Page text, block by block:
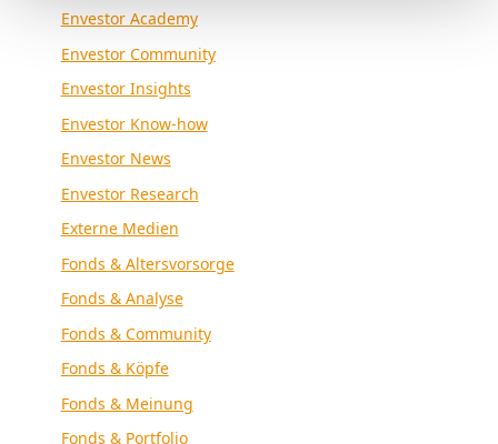
Envestor Academy
Envestor Community
Envestor Insights
Envestor Know-how
Envestor News
Envestor Research
Externe Medien
Fonds & Altersvorsorge
Fonds & Analyse
Fonds & Community
Fonds & Köpfe
Fonds & Meinung
Fonds & Portfolio